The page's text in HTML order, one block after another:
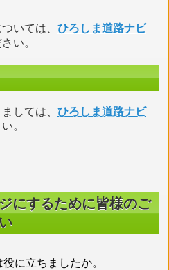
いては、 ひろしま道路ナビ
い。
しては、 ひろしま道路ナビ
。
にするために皆様のご
に立ちましたか。